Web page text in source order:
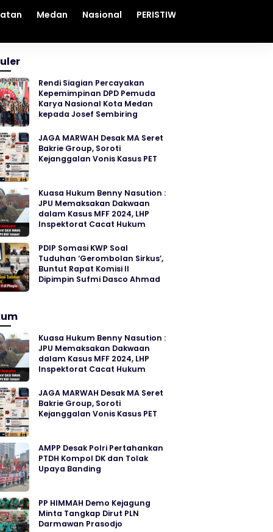
Medan Nasional PERISTIWA
Rendi Siagian Percayakan
Kepemimpinan DPD Pemuda
Karya Nasional Kota Medan
kepada Josef Sembiring
JAGA MARWAH Desak MA Seret
Bakrie Group, Soroti
Kejanggalan Vonis Kasus PET
Kuasa Hukum Benny Nasution :
JPU Memaksakan Dakwaan
dalam Kasus MFF 2024, LHP
Inspektorat Cacat Hukum
PDIP Somasi KWP Soal
Tuduhan ‘Gerombolan Sirkus’,
Buntut Rapat Komisi II
Dipimpin Sufmi Dasco Ahmad
Kuasa Hukum Benny Nasution :
JPU Memaksakan Dakwaan
dalam Kasus MFF 2024, LHP
Inspektorat Cacat Hukum
JAGA MARWAH Desak MA Seret
Bakrie Group, Soroti
Kejanggalan Vonis Kasus PET
AMPP Desak Polri Pertahankan
PTDH Kompol DK dan Tolak
Upaya Banding
PP HIMMAH Demo Kejagung
Minta Tangkap Dirut PLN
Darmawan Prasodjo